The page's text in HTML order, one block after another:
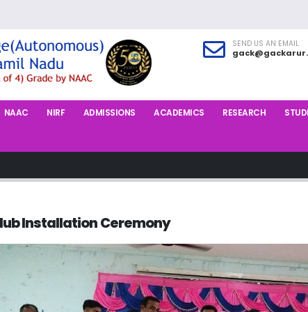
SEND US AN EMAIL
NAAC NIRF ADMISSIONS ACADEMICS RESEARCH
Installation Ceremony